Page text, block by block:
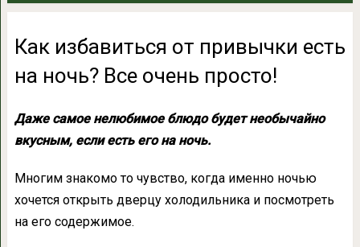
Как избавиться от привычки есть
на ночь? Все очень просто!
Даже самое нелюбимое блюдо будет необычайно
вкусным, если есть его на ночь.
Многим знакомо то чувство, когда именно ночью
хочется открыть дверцу холодильника и посмотреть
на его содержимое.